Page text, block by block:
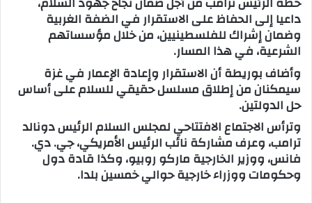
داعيا إلى الحفاظ على الاستقرار في الضفة الغربية
وضمان إشراك للفلسطينيين، من خلال مؤسساتهم
الشرعية، في هذا المسار.
وأضاف بوريطة أن الاستقرار وإعادة الإعمار في غزة
سيمكنان من إطلاق مسلسل حقيقي للسلام على أساس
حل الدولتين.
وترأس الاجتماع الافتتاحي لمجلس السلام الرئيس دونالد
ترامب، وعرف مشاركة نائب الرئيس الأمريكي، جي. دي.
فانس، ووزير الخارجية ماركو روبيو، وكذا قادة دول
وحكومات ووزراء خارجية حوالي خمسين بلدا.